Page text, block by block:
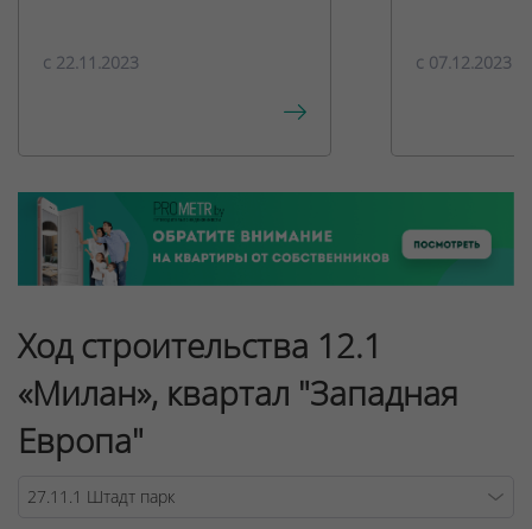
c 22.11.2023 c 07.12.2023
Ход строительства 12.1
«Милан», квартал "Западная
Европа"